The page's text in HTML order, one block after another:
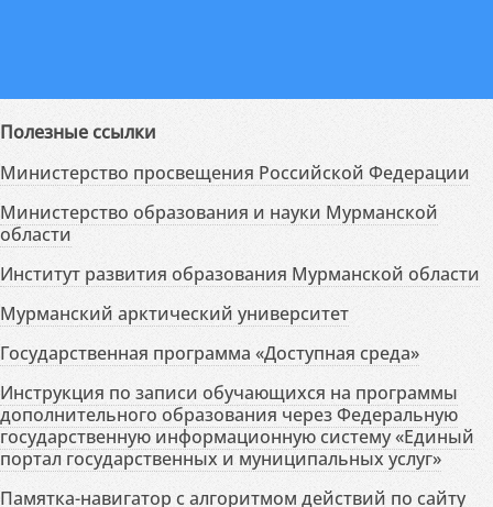
Полезные ссылки
Министерство просвещения Российской Федерации
Министерство образования и науки Мурманской
области
Институт развития образования Мурманской области
Мурманский арктический университет
Государственная программа «Доступная среда»
Инструкция по записи обучающихся на программы
дополнительного образования через Федеральную
государственную информационную систему «Единый
портал государственных и муниципальных услуг»
Памятка-навигатор с алгоритмом действий по сайту